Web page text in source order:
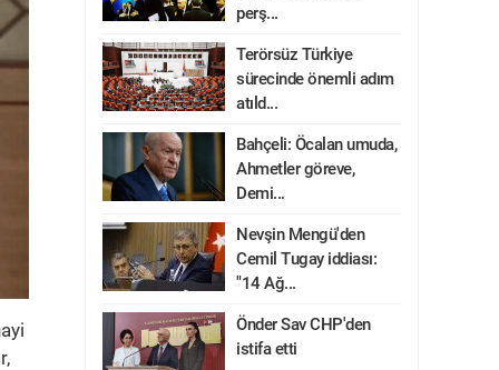
perş...
Terörsüz Türkiye
sürecinde önemli adım
atıld...
Bahçeli: Öcalan umuda,
Ahmetler göreve,
Demi...
Nevşin Mengü'den
Cemil Tugay iddiası:
"14 Ağ...
Önder Sav CHP'den
istifa etti